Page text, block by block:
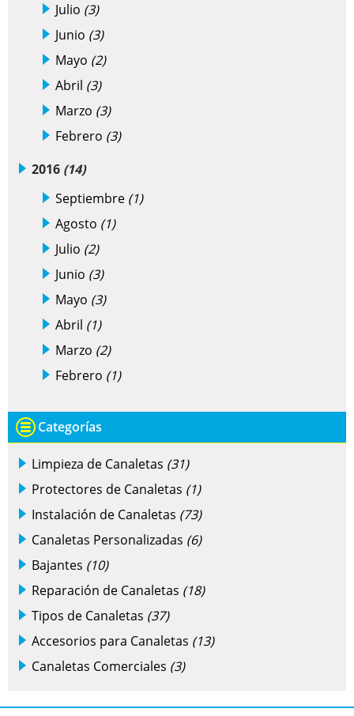
Julio (3)
Junio (3)
Mayo (2)
Abril (3)
Marzo (3)
Febrero (3)
2016 (14)
Septiembre (1)
Agosto (1)
Julio (2)
Junio (3)
Mayo (3)
Abril (1)
Marzo (2)
Febrero (1)
Categorías
Limpieza de Canaletas (31)
Protectores de Canaletas (1)
Instalación de Canaletas (73)
Canaletas Personalizadas (6)
Bajantes (10)
Reparación de Canaletas (18)
Tipos de Canaletas (37)
Accesorios para Canaletas (13)
Canaletas Comerciales (3)